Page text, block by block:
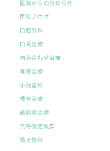
医院からのお知らせ
医院ブログ
口腔外科
口臭治療
噛み合わせ治療
審美治療
小児歯科
根管治療
歯周病治療
無呼吸症候群
矯正歯科